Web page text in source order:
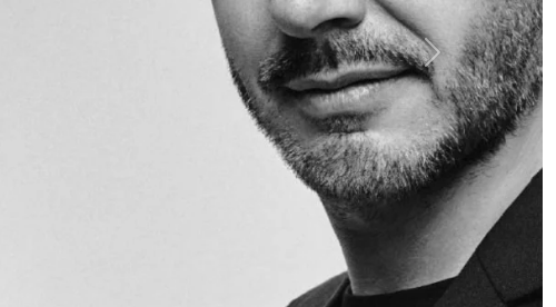
Siguiente